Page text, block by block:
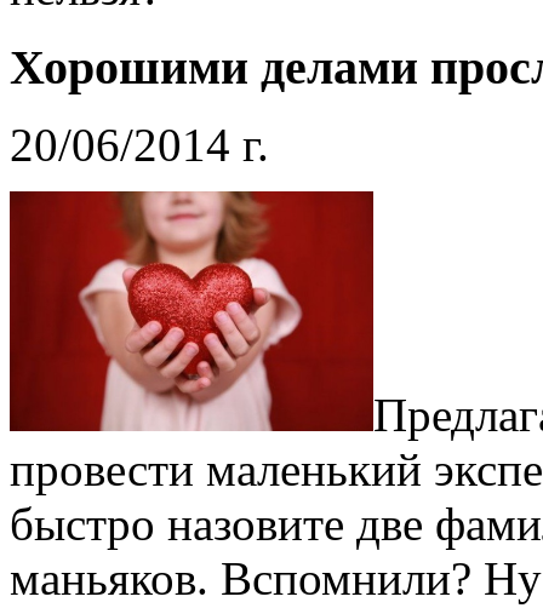
Хорошими делами
20/06/2014 г.
провести маленький
быстро назовите две
маньяков. Вспомнили?